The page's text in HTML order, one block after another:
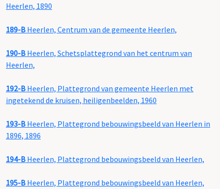
Heerlen, 1890
189-B Heerlen, Centrum van de gemeente Heerlen,
190-B Heerlen, Schetsplattegrond van het centrum van
Heerlen,
192-B Heerlen, Plattegrond van gemeente Heerlen met
ingetekend de kruisen, heiligenbeelden, 1960
193-B Heerlen, Plattegrond bebouwingsbeeld van Heerlen in
1896, 1896
194-B Heerlen, Plattegrond bebouwingsbeeld van Heerlen,
195-B Heerlen, Plattegrond bebouwingsbeeld van Heerlen,